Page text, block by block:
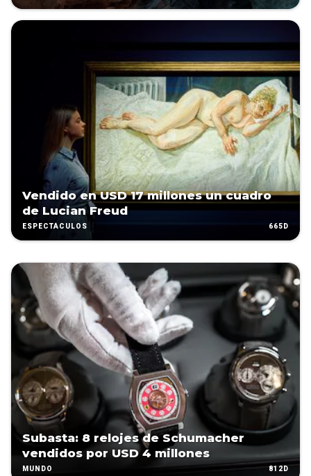
Vendido en USD 17 millones un cuadro
de Lucian Freud
ESPECTÁCULOS 665D
Subasta: 8 relojes de Schumacher
vendidos por USD 4 millones
MUNDO 812D